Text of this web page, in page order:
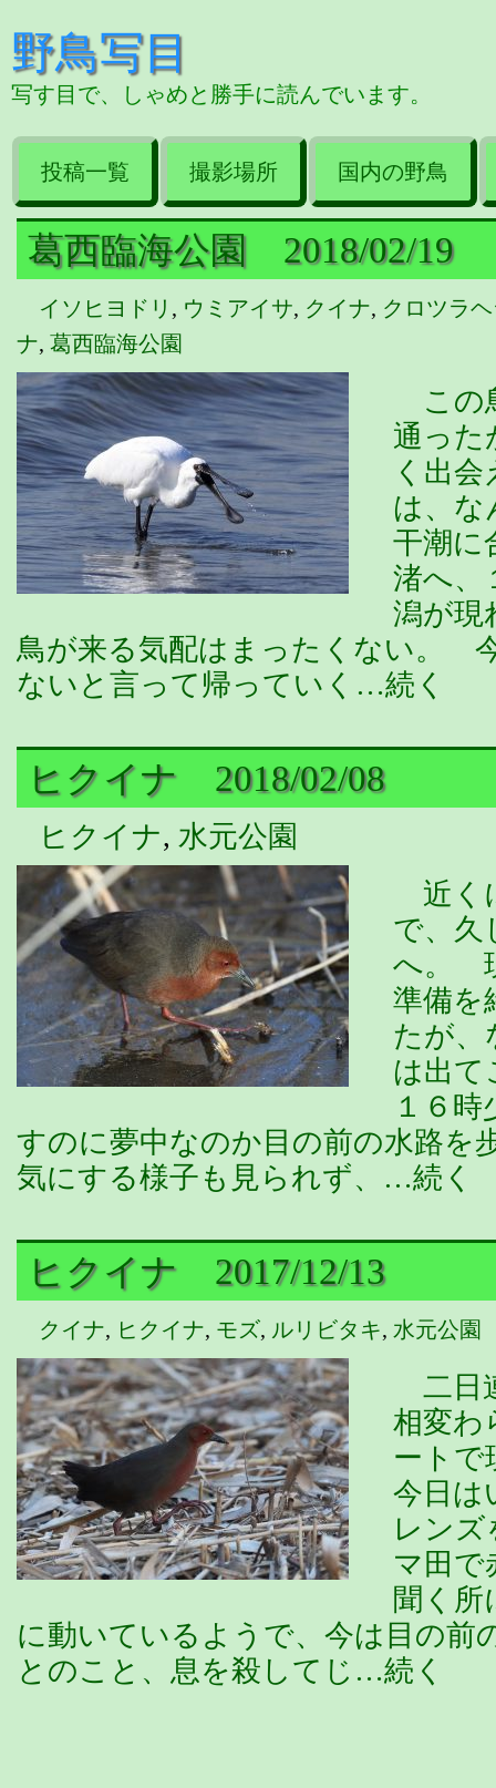
野鳥写目
写す目で、しゃめと勝手に読んでいます。
投稿一覧 撮影場所 国内の野鳥
葛西臨海公園 2018/02/19
イソヒヨドリ , ウミアイサ, クイナ, クロツラ
ナ, 葛西臨海公園
この
通った
く出
は、な
干潮に
渚へ、
潟が現
鳥が来る気配はまったくない。
ないと言って帰っていく…続く
ヒクイナ 2018/02/08
ヒクイナ, 水元公園
近く
で、久
へ。
準備を
たが、
は出
１６
すのに夢中なのか目の前の水路を
気にする様子も見られず、…続く
ヒクイナ 2017/12/13
クイナ, ヒクイナ, モズ, ルリビタキ, 水元公園
二日
相変わ
ートで
今日は
レン
マ田で
聞く所
に動いているようで、今は目の前
とのこと、息を殺してじ…続く